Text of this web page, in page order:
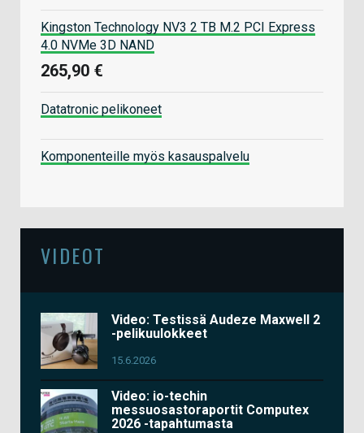
Kingston Technology NV3 2 TB M.2 PCI Express
4.0 NVMe 3D NAND
265,90 €
Datatronic pelikoneet
Komponenteille myös kasauspalvelu
VIDEOT
Video: Testissä Audeze Maxwell 2
-pelikuulokkeet
15.6.2026
Video: io-techin
messuosastoraportit Computex
2026 -tapahtumasta